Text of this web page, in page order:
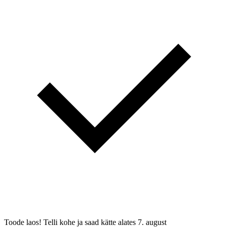
Toode laos! Telli kohe ja saad kätte alates 7. august